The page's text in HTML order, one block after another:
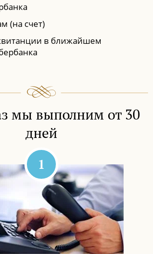
(на счет)
в ближайшем
мы выполним от 30
дней
1